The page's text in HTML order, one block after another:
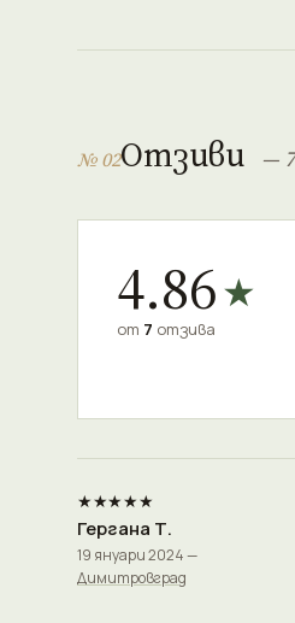
№ 02Отзиви —
4.86★
от 7 отзива
★★★★★
Гергана Т.
19 януари 2024 —
Димитровград